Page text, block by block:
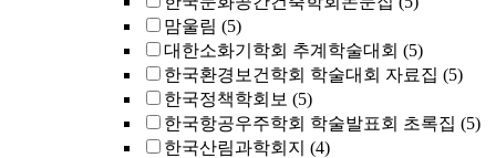
맘울림 (5)
대한소화기학회 추계학술대회 (5)
한국환경보건학회 학술대회 자료집 (5)
한국정책학회보 (5)
한국항공우주학회 학술발표회 초록집 (5)
한국산림과학회지 (4)